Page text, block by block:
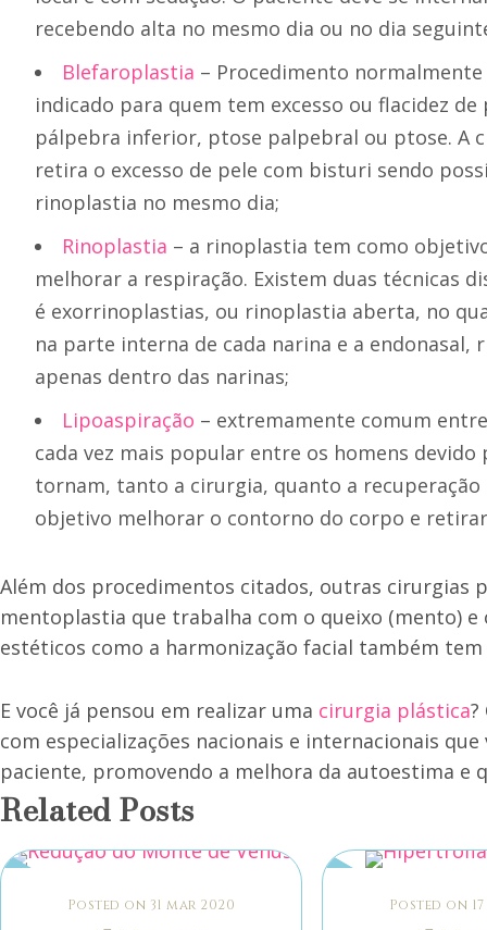
recebendo alta no mesmo dia ou no dia
Blefaroplastia – Procedimento
indicado para quem tem excesso ou flacidez
pálpebra inferior, ptose palpebral ou ptose. A
retira o excesso de pele com bisturi sendo
rinoplastia no mesmo dia;
Rinoplastia – a rinoplastia tem como
melhorar a respiração. Existem duas técnicas
é exorrinoplastias, ou rinoplastia aberta, no
na parte interna de cada narina e a
apenas dentro das narinas;
Lipoaspiração – extremamente comum
cada vez mais popular entre os homens
tornam, tanto a cirurgia, quanto a
objetivo melhorar o contorno do corpo e
Além dos procedimentos citados, outras cirurgias
mentoplastia que trabalha com o queixo (mento)
estéticos como a harmonização facial também
E você já pensou em realizar uma cirurgia plástica?
com especializações nacionais e internacionais
paciente, promovendo a melhora da autoestima e
Related Posts
Posted on 31 mar 2020
Posted on